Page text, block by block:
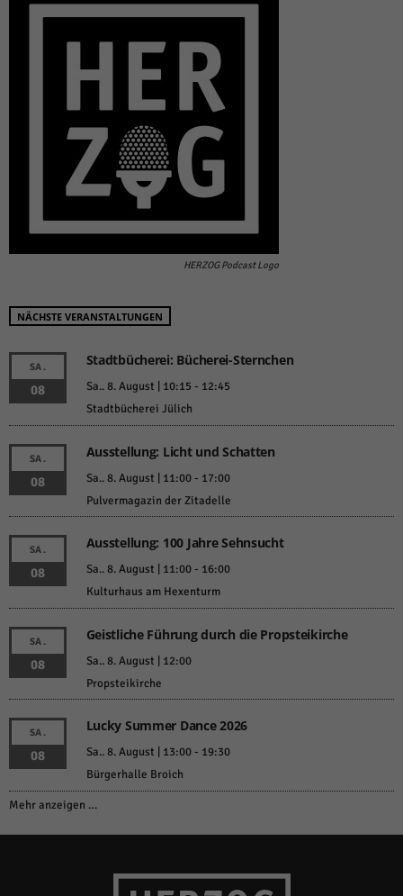
HERZOG Podcast Logo
NÄCHSTE VERANSTALTUNGEN
SA.
08
Stadtbücherei: Bücherei-Sternchen
Sa.. 8. August | 10:15 - 12:45
Stadtbücherei Jülich
SA.
08
Ausstellung: Licht und Schatten
Sa.. 8. August | 11:00- 17:00
Pulvermagazin der Zitadelle
SA.
08
Ausstellung: 100 Jahre Sehnsucht
Sa.. 8. August | 11:00- 16:00
Kulturhaus am Hexenturm
SA.
08
Geistliche Führung durch die Propsteikirche
Sa.. 8. August | 12:00
Propsteikirche
SA.
08
Lucky Summer Dance 2026
Sa.. 8. August | 13:00- 19:30
Bürgerhalle Broich
Mehr anzeigen …